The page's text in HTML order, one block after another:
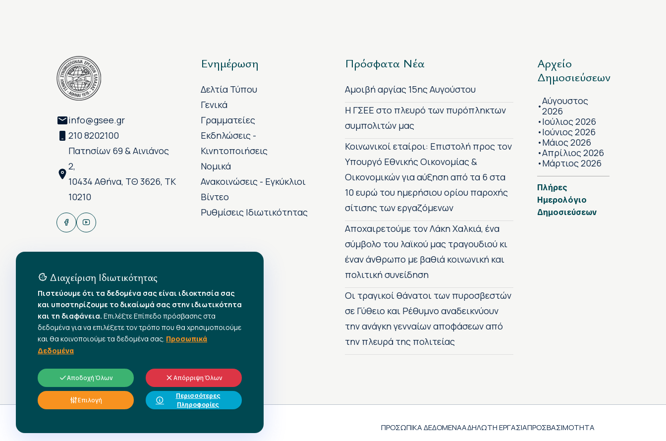
info@gsee.gr
210 8202100
Πατησίων 69 & Αινιάνος
2,
10434 Αθήνα, ΤΘ 3626, ΤΚ
10210
Ενημέρωση
Δελτία Τύπου
Γενικά
Γραμματείες
Εκδηλώσεις -
Κινητοποιήσεις
Νομικά
Ανακοινώσεις - Εγκύκλιοι
Βίντεο
Ρυθμίσεις Ιδιωτικότητας
Πρόσφατα Νέα
Αμοιβή αργίας 15ης Αυγούστου
H ΓΣΕΕ στο πλευρό των πυρόπληκτων
συμπολιτών μας
Κοινωνικοί εταίροι: Επιστολή προς τον
Υπουργό Εθνικής Οικονομίας &
Οικονομικών για αύξηση από τα 6 στα
10 ευρώ του ημερήσιου ορίου παροχής
σίτισης των εργαζόμενων
Αποχαιρετούμε τον Λάκη Χαλκιά, ένα
σύμβολο του λαϊκού μας τραγουδιού κι
έναν άνθρωπο με βαθιά κοινωνική και
πολιτική συνείδηση
Οι τραγικοί θάνατοι των πυροσβεστών
σε Γύθειο και Ρέθυμνο αναδεικνύουν
την ανάγκη γενναίων αποφάσεων από
την πλευρά της πολιτείας
Αρχείο
Δημοσιεύσεων
•Αύγουστος
2026
•Ιούλιος 2026
•Ιούνιος 2026
•Μάιος 2026
•Απρίλιος 2026
•Μάρτιος 2026
Πλήρες
Ημερολόγιο
Δημοσιεύσεων
ΠΡΟΣΩΠΙΚΑ ΔΕΔΟΜΕΝΑΑΔΗΛΩΤΗ ΕΡΓΑΣΙΑΠΡΟΣΒΑΣΙΜΟΤΗΤΑ
Διαχείριση Ιδιωτικότητας
Πιστεύουμε ότι τα δεδομένα σας είναι ιδιοκτησία σας
και υποστηρίζουμε το δικαίωμά σας στην ιδιωτικότητα
και τη διαφάνεια. Επιλέξτε Επίπεδο πρόσβασης στα
δεδομένα για να επιλέξετε τον τρόπο που θα χρησιμοποιούμε
και θα κοινοποιούμε τα δεδομένα σας. Προσωπικά
Δεδομένα
Αποδοχή Όλων Απόρριψη Όλων
Επιλογή
Περισσότερες
Πληροφορίες